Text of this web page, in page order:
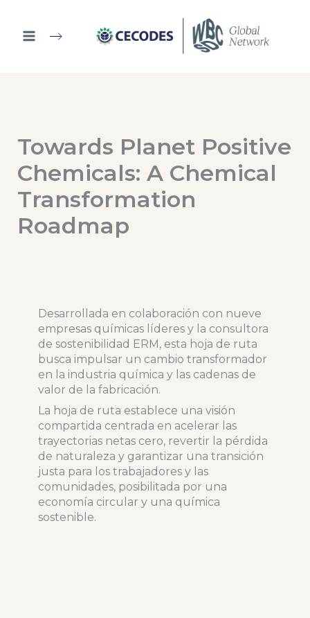
contenido
Towards Planet Positive
Chemicals: A Chemical
Transformation
Roadmap
Desarrollada en colaboración con nueve
empresas químicas líderes y la consultora
de sostenibilidad ERM, esta hoja de ruta
busca impulsar un cambio transformador
en la industria química y las cadenas de
valor de la fabricación.
La hoja de ruta establece una visión
compartida centrada en acelerar las
trayectorias netas cero, revertir la pérdida
de naturaleza y garantizar una transición
justa para los trabajadores y las
comunidades, posibilitada por una
economía circular y una química
sostenible.